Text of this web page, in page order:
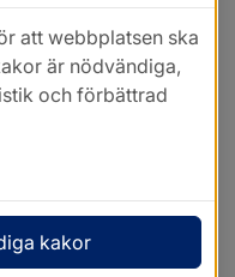
att webbplatsen ska
är nödvändiga,
och förbättrad
kakor